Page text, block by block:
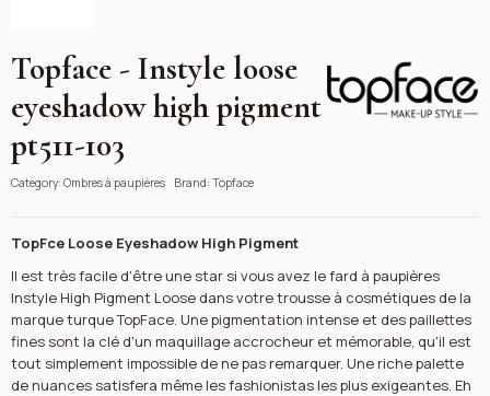
Topface - Instyle loose
eyeshadow high pigment
pt511-103
Category: Ombres à paupières Brand: Topface
TopFce Loose Eyeshadow High Pigment
Il est très facile d'être une star si vous avez le fard à paupières
Instyle High Pigment Loose dans votre trousse à cosmétiques de la
marque turque TopFace. Une pigmentation intense et des paillettes
fines sont la clé d'un maquillage accrocheur et mémorable, qu'il est
tout simplement impossible de ne pas remarquer. Une riche palette
de nuances satisfera même les fashionistas les plus exigeantes. Eh